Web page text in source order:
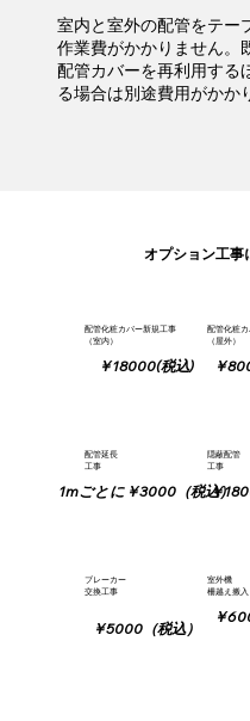
室内と室外の配管をテー
作業費がかかりません。
配管カバーを再利用する
る場合は別途費用がかか
​配管化粧カバー新規工事
（室内）
￥18000(税込)
配管化粧
（屋外）
￥
配管延長
工事
1mごとに￥3000（税込）
隠蔽配管
工事
￥
ブレーカー
交換工事
￥5000（税込）
​室外機
柵越え搬入
￥
オプション工事